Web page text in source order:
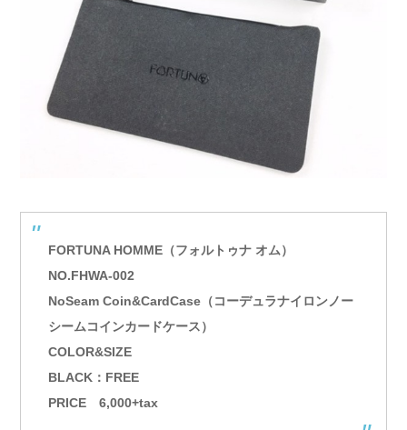
FORTUNA HOMME（フォルトゥナ オム）
NO.FHWA-002
NoSeam Coin&CardCase（コーデュラナイロンノー
シームコインカードケース）
COLOR&SIZE
BLACK：FREE
PRICE 6,000+tax